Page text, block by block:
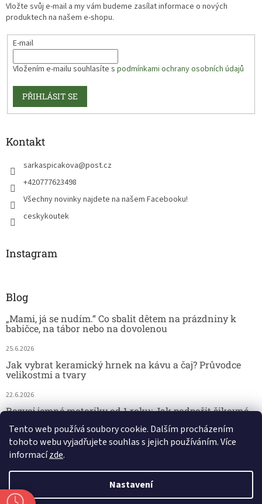
Tento web používá soubory cookie. Dalším procházením
tohoto webu vyjadřujete souhlas s jejich používáním. Více
informacízde.
Nastavení
Vložte svůj e-mail a my vám budeme zasílat informace o nových
produktech na našem e-shopu.
E-mail
Vložením e-mailu souhlasíte s podmínkami ochrany osobních údajů
PŘIHLÁSIT SE
Kontakt
sarkaspicakova@post.cz
+420777623498
Všechny novinky najdete na našem Facebooku!
ceskykoutek
Instagram
Blog
„Mami, já se nudím.“ Co sbalit dětem na prázdniny k
babičce, na tábor nebo na dovolenou
25.6.2026
Jak vybrat keramický hrnek na kávu a čaj? Průvodce
velikostmi a tvary
22.6.2026
Rozvoj jemné motoriky od 1 roku: Jak podpořit šikovné
18.6.2026
Vytvořil Shoptet